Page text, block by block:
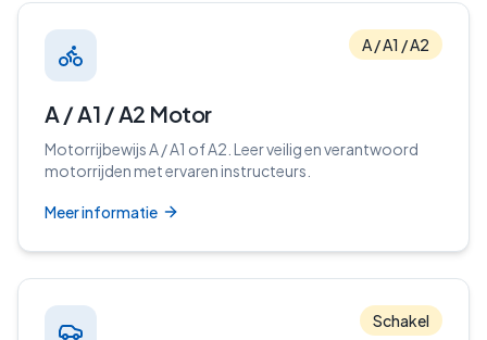
A / A1 / A2
A / A1 / A2 Motor
Motorrijbewijs A / A1 of A2. Leer veilig en verantwoord
motorrijden met ervaren instructeurs.
Meer informatie
Schakel